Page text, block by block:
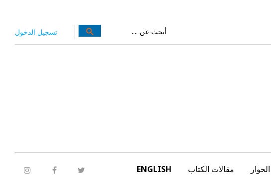
تسجيل الدخول
عن:
search
الحوار مقالات الكتاب ENGLISH